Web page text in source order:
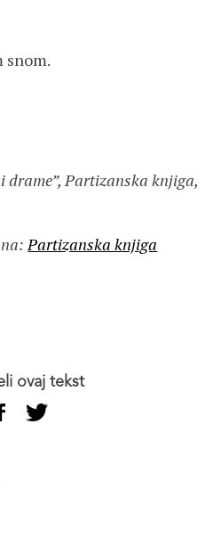
snom.
drame”, Partizanska knjiga,
na:Partizanska knjiga
ovaj tekst